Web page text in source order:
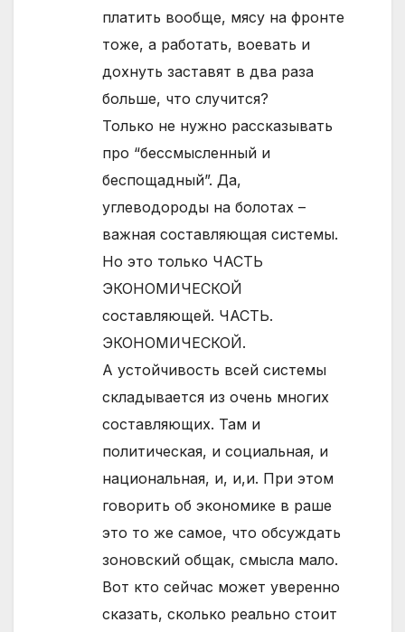
платить вообще, мясу на фронте
тоже, а работать, воевать и
дохнуть заставят в два раза
больше, что случится?
Только не нужно рассказывать
про “бессмысленный и
беспощадный”. Да,
углеводороды на болотах –
важная составляющая системы.
Но это только ЧАСТЬ
ЭКОНОМИЧЕСКОЙ
составляющей. ЧАСТЬ.
ЭКОНОМИЧЕСКОЙ.
А устойчивость всей системы
складывается из очень многих
составляющих. Там и
политическая, и социальная, и
национальная, и, и,и. При этом
говорить об экономике в раше
это то же самое, что обсуждать
зоновский общак, смысла мало.
Вот кто сейчас может уверенно
сказать, сколько реально стоит